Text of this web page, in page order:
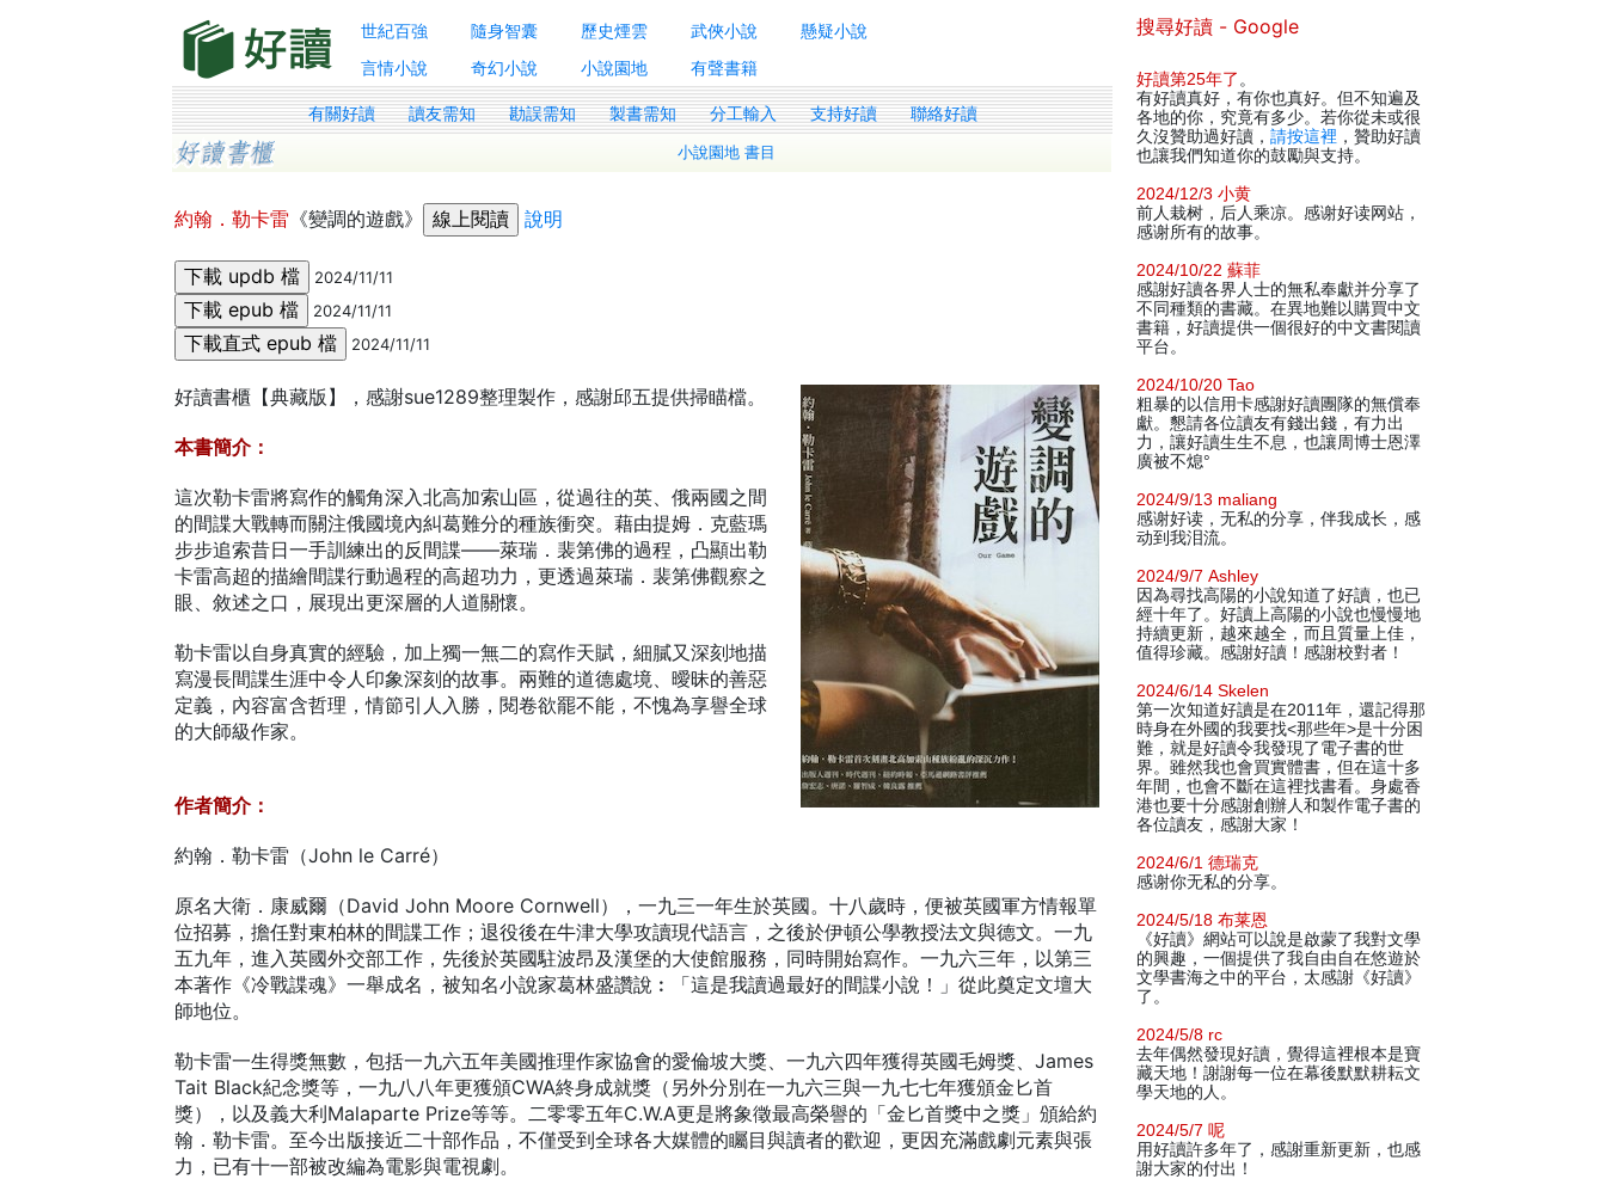
世紀百強 隨身智囊 歷史煙雲 武俠小說
懸疑小說
言情小說
奇幻小說 小說園地 有聲書籍
有關好讀 讀友需知 勘誤需知 製書需知 分工輸入 支持好讀 聯絡好讀
小說園地 書目
約翰．勒卡雷 《變調的遊戲》 說明
2024/11/11
2024/11/11
2024/11/11
好讀書櫃【典藏版】，感謝sue1289整理製作，感謝邱五提供掃瞄檔。
本書簡介：
這次勒卡雷將寫作的觸角深入北高加索山區，從過往的英、俄兩國之間
的間諜大戰轉而關注俄國境內糾葛難分的種族衝突。藉由提姆．克藍瑪
步步追索昔日一手訓練出的反間諜——萊瑞．裴第佛的過程，凸顯出勒
卡雷高超的描繪間諜行動過程的高超功力，更透過萊瑞．裴第佛觀察之
眼、敘述之口，展現出更深層的人道關懷。
勒卡雷以自身真實的經驗，加上獨一無二的寫作天賦，細膩又深刻地描
寫漫長間諜生涯中令人印象深刻的故事。兩難的道德處境、曖昧的善惡
定義，內容富含哲理，情節引人入勝，閱卷欲罷不能，不愧為享譽全球
的大師級作家。
作者簡介：
約翰．勒卡雷（John le Carré）
原名大衛．康威爾（David John Moore Cornwell），一九三一年生於英國。十八歲時，便被英國軍方情報單
位招募，擔任對東柏林的間諜工作；退役後在牛津大學攻讀現代語言，之後於伊頓公學教授法文與德文。一九
五九年，進入英國外交部工作，先後於英國駐波昂及漢堡的大使館服務，同時開始寫作。一九六三年，以第三
本著作《冷戰諜魂》一舉成名，被知名小說家葛林盛讚說︰「這是我讀過最好的間諜小說！」從此奠定文壇大
師地位。
勒卡雷一生得獎無數，包括一九六五年美國推理作家協會的愛倫坡大獎、一九六四年獲得英國毛姆獎、James
Tait Black紀念獎等，一九八八年更獲頒CWA終身成就獎（另外分別在一九六三與一九七七年獲頒金匕首
獎），以及義大利Malaparte Prize等等。二零零五年C.W.A更是將象徵最高榮譽的「金匕首獎中之獎」頒給約
翰．勒卡雷。至今出版接近二十部作品，不僅受到全球各大媒體的矚目與讀者的歡迎，更因充滿戲劇元素與張
力，已有十一部被改編為電影與電視劇。
搜尋好讀 - Google
好讀第25年了 。
有好讀真好，有你也真好。但不知遍及
各地的你，究竟有多少。若你從未或很
久沒贊助過好讀， 請按這裡 ，贊助好讀
也讓我們知道你的鼓勵與支持。
2024/12/3 小黄
前人栽树，后人乘凉。感谢好读网站，
感谢所有的故事。
2024/10/22 蘇菲
感謝好讀各界人士的無私奉獻并分享了
不同種類的書藏。在異地難以購買中文
書籍，好讀提供一個很好的中文書閱讀
平台。
2024/10/20 Tao
粗暴的以信用卡感謝好讀團隊的無償奉
獻。懇請各位讀友有錢出錢，有力出
力，讓好讀生生不息，也讓周博士恩澤
廣被不熄°
2024/9/13 maliang
感谢好读，无私的分享，伴我成长，感
动到我泪流。
2024/9/7 Ashley
因為尋找高陽的小說知道了好讀，也已
經十年了。好讀上高陽的小說也慢慢地
持續更新，越來越全，而且質量上佳，
值得珍藏。感謝好讀！感謝校對者！
2024/6/14 Skelen
第一次知道好讀是在2011年，還記得那
時身在外國的我要找<那些年>是十分困
難，就是好讀令我發現了電子書的世
界。雖然我也會買實體書，但在這十多
年間，也會不斷在這裡找書看。身處香
港也要十分感謝創辦人和製作電子書的
各位讀友，感謝大家！
2024/6/1 德瑞克
感谢你无私的分享。
2024/5/18 布莱恩
《好讀》網站可以說是啟蒙了我對文學
的興趣，一個提供了我自由自在悠遊於
文學書海之中的平台，太感謝《好讀》
了。
2024/5/8 rc
去年偶然發現好讀，覺得這裡根本是寶
藏天地！謝謝每一位在幕後默默耕耘文
學天地的人。
2024/5/7 呢
用好讀許多年了，感謝重新更新，也感
謝大家的付出！